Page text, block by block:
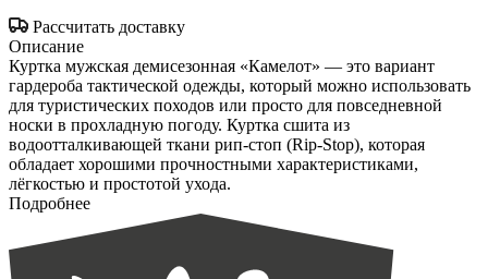
Рассчитать доставку
Описание
Куртка мужская демисезонная «Камелот» — это вариант
гардероба тактической одежды, который можно использовать
для туристических походов или просто для повседневной
носки в прохладную погоду. Куртка сшита из
водоотталкивающей ткани рип-стоп (Rip-Stop), которая
обладает хорошими прочностными характеристиками,
лёгкостью и простотой ухода.
Подробнее